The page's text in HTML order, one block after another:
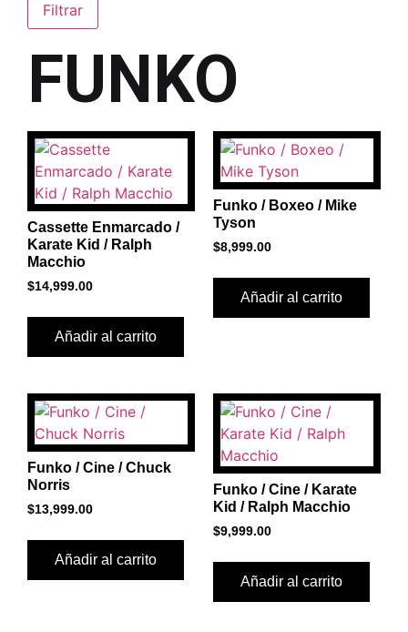
Filtrar
FUNKO
Cassette Enmarcado /
Karate Kid / Ralph
Macchio
$14,999.00
Añadir al carrito
Funko / Boxeo / Mike
Tyson
$8,999.00
Añadir al carrito
Funko / Cine / Chuck
Norris
$13,999.00
Añadir al carrito
Funko / Cine / Karate
Kid / Ralph Macchio
$9,999.00
Añadir al carrito